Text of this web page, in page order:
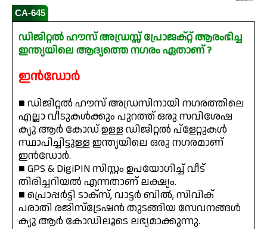
CA-645
ഡിജിറ്റൽ ഹൗസ് അഡ്രസ്സ് പ്രോജക്റ്റ് ആരംഭിച്ച
ഇന്ത്യയിലെ ആദ്യത്തെ നഗരം ഏതാണ് ?
ഇൻഡോർ
■ ഡിജിറ്റൽ ഹൗസ് അഡ്രസിനായി നഗരത്തിലെ
എല്ലാ വീടുകൾക്കും പുറത്ത് ഒരു സവിശേഷ
ക്യു ആർ കോഡ് ഉള്ള ഡിജിറ്റൽ പ്ളേറ്റുകൾ
സ്ഥാപിച്ചിട്ടുള്ള ഇന്ത്യയിലെ ഒരു നഗരമാണ്
ഇൻഡോർ.
■ GPS & DigiPIN സിസ്റ്റം ഉപയോഗിച്ച് വീട്
തിരിച്ചറിയൽ എന്നതാണ് ലക്ഷ്യം.
■ പ്രൊപ്പർട്ടി ടാക്‌സ്, വാട്ടർ ബില്‍, സിവിക്
പരാതി രജിസ്ട്രേഷൻ തുടങ്ങിയ സേവനങ്ങൾ
ക്യു ആർ കോഡിലൂടെ ലഭ്യമാക്കുന്നു.